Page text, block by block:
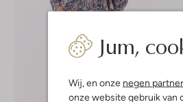
Jum,
Wij, en onze negen
onze website gebruik van